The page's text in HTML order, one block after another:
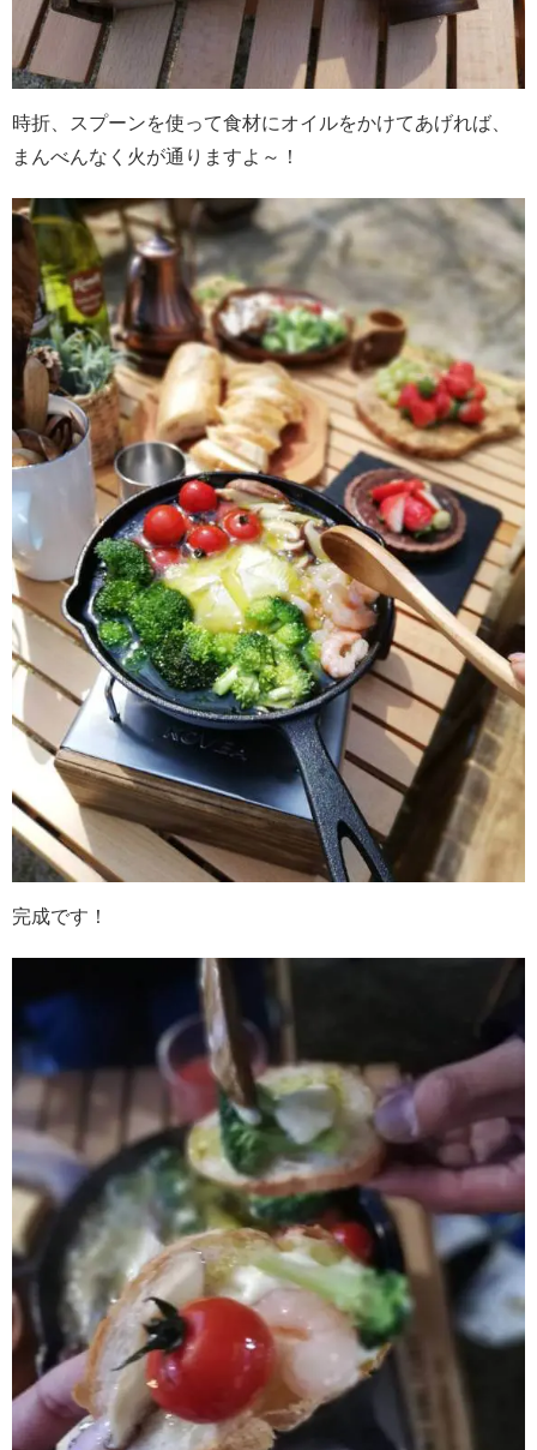
時折、スプーンを使って食材にオイルをかけてあげれば、
まんべんなく火が通りますよ～！
完成です！